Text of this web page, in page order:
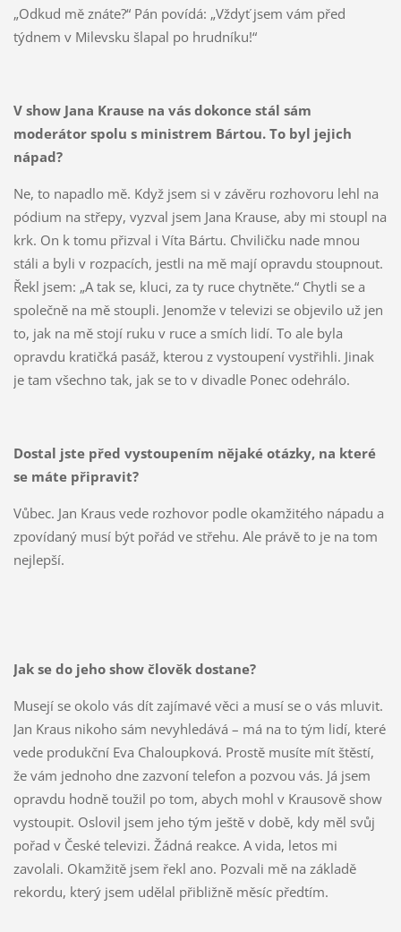
„Odkud mě znáte?“ Pán povídá: „Vždyť jsem vám před
týdnem v Milevsku šlapal po hrudníku!“
V show Jana Krause na vás dokonce stál sám
moderátor spolu s ministrem Bártou. To byl jejich
nápad?
Ne, to napadlo mě. Když jsem si v závěru rozhovoru lehl na
pódium na střepy, vyzval jsem Jana Krause, aby mi stoupl na
krk. On k tomu přizval i Víta Bártu. Chviličku nade mnou
stáli a byli v rozpacích, jestli na mě mají opravdu stoupnout.
Řekl jsem: „A tak se, kluci, za ty ruce chytněte.“ Chytli se a
společně na mě stoupli. Jenomže v televizi se objevilo už jen
to, jak na mě stojí ruku v ruce a smích lidí. To ale byla
opravdu kratičká pasáž, kterou z vystoupení vystřihli. Jinak
je tam všechno tak, jak se to v divadle Ponec odehrálo.
Dostal jste před vystoupením nějaké otázky, na které
se máte připravit?
Vůbec. Jan Kraus vede rozhovor podle okamžitého nápadu a
zpovídaný musí být pořád ve střehu. Ale právě to je na tom
nejlepší.
Jak se do jeho show člověk dostane?
Musejí se okolo vás dít zajímavé věci a musí se o vás mluvit.
Jan Kraus nikoho sám nevyhledává – má na to tým lidí, které
vede produkční Eva Chaloupková. Prostě musíte mít štěstí,
že vám jednoho dne zazvoní telefon a pozvou vás. Já jsem
opravdu hodně toužil po tom, abych mohl v Krausově show
vystoupit. Oslovil jsem jeho tým ještě v době, kdy měl svůj
pořad v České televizi. Žádná reakce. A vida, letos mi
zavolali. Okamžitě jsem řekl ano. Pozvali mě na základě
rekordu, který jsem udělal přibližně měsíc předtím.